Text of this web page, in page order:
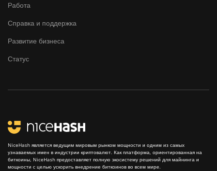
Работа
Справка и поддержка
Развитие бизнеса
Статус
NiceHash является ведущим мировым рынком мощности и одним из самых
узнаваемых имен в индустрии криптовалют. Как платформа, ориентированная на
биткоины, NiceHash предоставляет полную экосистему решений для майнинга и
мощности с целью ускорить внедрение биткоинов во всем мире.